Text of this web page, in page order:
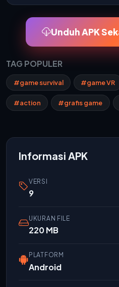
Unduh APK
TAG POPULER
#game survival #game VR
#action #grafis game
Informasi APK
VERSI
9
UKURAN FILE
220 MB
PLATFORM
Android